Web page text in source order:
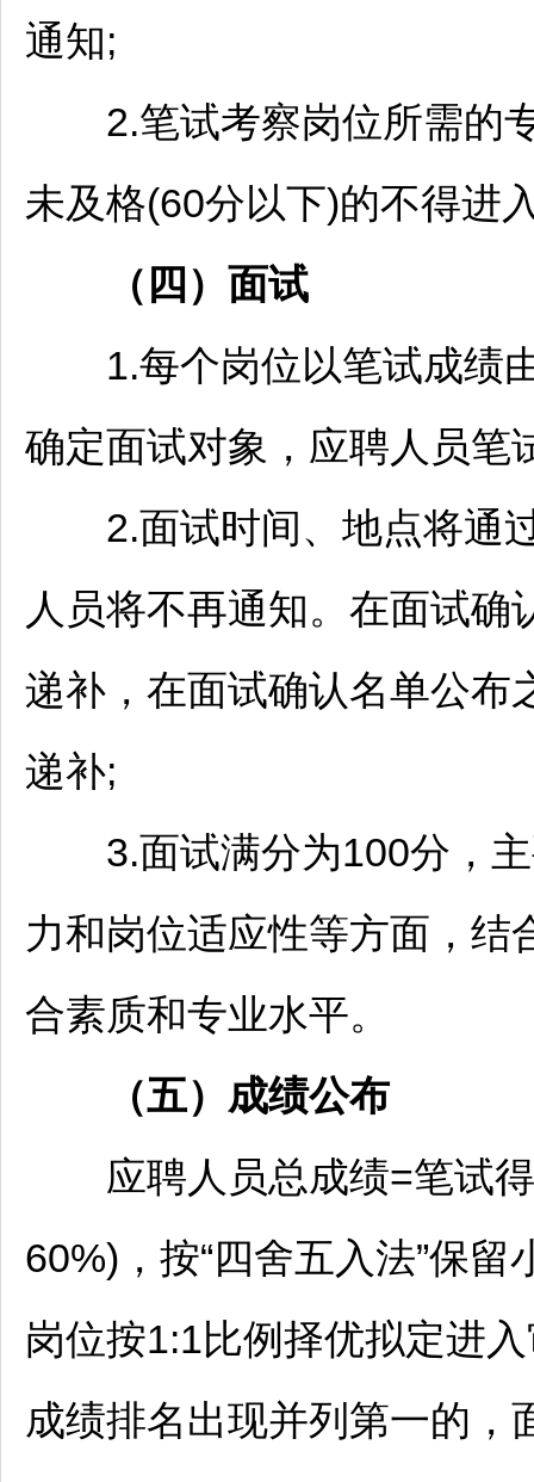
通知;
2.笔试考察岗位所需的专
未及格(60分以下)的不得进
（ 四） 面试
1.每个岗位以笔试成绩由
确定面试对象，应聘人员笔
2.面试时间、地点将通过
人员将不再通知。在面试
递补，在面试确认名单公布
递补;
3.面试满分为100分，主
力和岗位适应性等方面，结
合素质和专业水平。
（五）成绩公布
应聘人员总成绩=笔试得
60%)，按“四舍五入法”保留
岗位按1:1比例择优拟定进
成绩排名出现并列第一的，